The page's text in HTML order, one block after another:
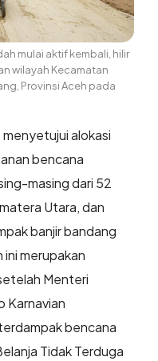
mulai aktif kembali, hilir
wilayah Kecamatan
Provinsi Aceh pada
alokasi
bencana
masing dari 52
Utara, dan
banjir bandang
merupakan
Menteri
Karnavian
bencana
Tidak Terduga